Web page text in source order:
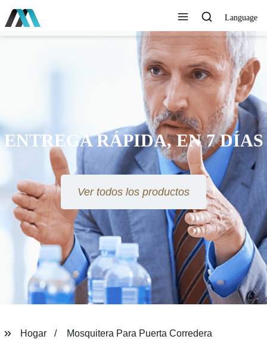
Language
ENTREGA RÁPIDA, EN 7 DÍAS
Ver todos los productos
Hogar Mosquitera Para Puerta Corredera